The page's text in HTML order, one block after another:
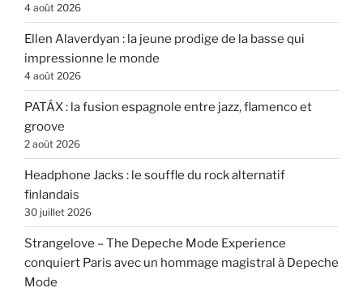
4 août 2026
Ellen Alaverdyan : la jeune prodige de la basse qui
impressionne le monde
4 août 2026
PATÁX : la fusion espagnole entre jazz, flamenco et
groove
2 août 2026
Headphone Jacks : le souffle du rock alternatif
finlandais
30 juillet 2026
Strangelove – The Depeche Mode Experience
conquiert Paris avec un hommage magistral à Depeche
Mode